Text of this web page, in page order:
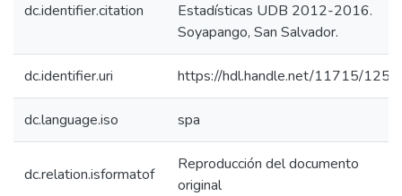
dc.identifier.citation
Estadísticas UDB 2012-2016.
Soyapango, San Salvador.
dc.identifier.uri https://hdl.handle.net/11715/1251
dc.language.iso spa
dc.relation.isformatof
Reproducción del documento
original